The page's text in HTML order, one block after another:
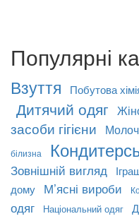
Популярні
Взуття Побутова
Дитячий одяг
засоби гігієни
білизна
Зовнішній вигляд
дому
М’ясні вироби
одяг
Національний одяг